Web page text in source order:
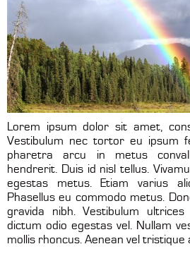
Lorem ipsum dolor sit amet,
Vestibulum nec tortor eu ipsum
pharetra arcu in metus
hendrerit. Duis id nisl tellus.
egestas metus. Etiam varius
Phasellus eu commodo metus.
gravida nibh. Vestibulum
dictum odio egestas vel. Nullam
mollis rhoncus. Aenean vel tristique